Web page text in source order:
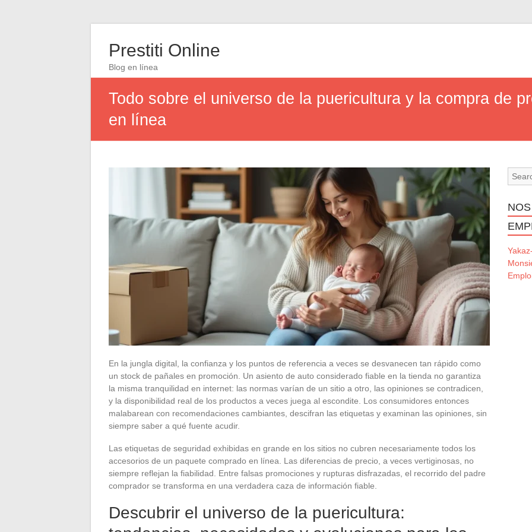
Prestiti Online
Blog en línea
Todo sobre el universo de la puericultura y la compra de
en línea
En la jungla digital, la confianza y los puntos de referencia a veces se desvanecen tan rápido como
un stock de pañales en promoción. Un asiento de auto considerado fiable en la tienda no garantiza
la misma tranquilidad en internet: las normas varían de un sitio a otro, las opiniones se contradicen,
y la disponibilidad real de los productos a veces juega al escondite. Los consumidores entonces
malabarean con recomendaciones cambiantes, descifran las etiquetas y examinan las opiniones, sin
siempre saber a qué fuente acudir.
Las etiquetas de seguridad exhibidas en grande en los sitios no cubren necesariamente todos los
accesorios de un paquete comprado en línea. Las diferencias de precio, a veces vertiginosas, no
siempre reflejan la fiabilidad. Entre falsas promociones y rupturas disfrazadas, el recorrido del padre
comprador se transforma en una verdadera caza de información fiable.
Descubrir el universo de la puericultura: